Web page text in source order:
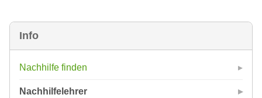
Info
Nachhilfe finden
Nachhilfelehrer